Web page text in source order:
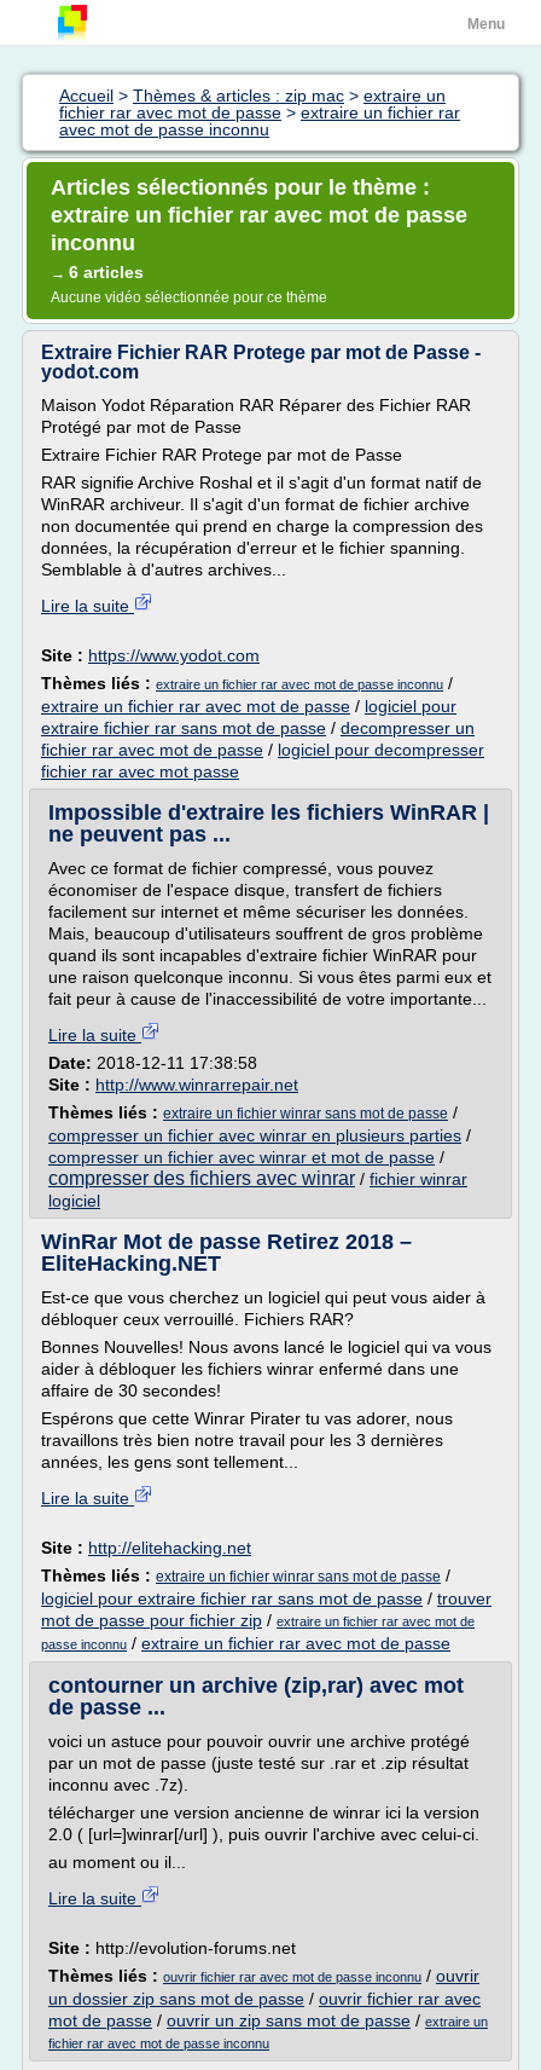
Menu
Accueil > Thèmes & articles : zip mac > extraire un
fichier rar avec mot de passe > extraire un fichier rar
avec mot de passe inconnu
Articles sélectionnés pour le thème :
extraire un fichier rar avec mot de passe
inconnu
→ 6 articles
Aucune vidéo sélectionnée pour ce thème
Extraire Fichier RAR Protege par mot de Passe -
yodot.com
Maison Yodot Réparation RAR Réparer des Fichier RAR
Protégé par mot de Passe
Extraire Fichier RAR Protege par mot de Passe
RAR signifie Archive Roshal et il s'agit d'un format natif de
WinRAR archiveur. Il s'agit d'un format de fichier archive
non documentée qui prend en charge la compression des
données, la récupération d'erreur et le fichier spanning.
Semblable à d'autres archives...
Lire la suite
Site : https://www.yodot.com
Thèmes liés : extraire un fichier rar avec mot de passe inconnu /
extraire un fichier rar avec mot de passe / logiciel pour
extraire fichier rar sans mot de passe / decompresser un
fichier rar avec mot de passe / logiciel pour decompresser
fichier rar avec mot passe
Impossible d'extraire les fichiers WinRAR |
ne peuvent pas ...
Avec ce format de fichier compressé, vous pouvez
économiser de l'espace disque, transfert de fichiers
facilement sur internet et même sécuriser les données.
Mais, beaucoup d'utilisateurs souffrent de gros problème
quand ils sont incapables d'extraire fichier WinRAR pour
une raison quelconque inconnu. Si vous êtes parmi eux et
fait peur à cause de l'inaccessibilité de votre importante...
Lire la suite
Date: 2018-12-11 17:38:58
Site : http://www.winrarrepair.net
Thèmes liés : extraire un fichier winrar sans mot de passe /
compresser un fichier avec winrar en plusieurs parties /
compresser un fichier avec winrar et mot de passe /
compresser des fichiers avec winrar / fichier winrar
logiciel
WinRar Mot de passe Retirez 2018 –
EliteHacking.NET
Est-ce que vous cherchez un logiciel qui peut vous aider à
débloquer ceux verrouillé. Fichiers RAR?
Bonnes Nouvelles! Nous avons lancé le logiciel qui va vous
aider à débloquer les fichiers winrar enfermé dans une
affaire de 30 secondes!
Espérons que cette Winrar Pirater tu vas adorer, nous
travaillons très bien notre travail pour les 3 dernières
années, les gens sont tellement...
Lire la suite
Site : http://elitehacking.net
Thèmes liés : extraire un fichier winrar sans mot de passe /
logiciel pour extraire fichier rar sans mot de passe / trouver
mot de passe pour fichier zip / extraire un fichier rar avec mot de
passe inconnu / extraire un fichier rar avec mot de passe
contourner un archive (zip,rar) avec mot
de passe ...
voici un astuce pour pouvoir ouvrir une archive protégé
par un mot de passe (juste testé sur .rar et .zip résultat
inconnu avec .7z).
télécharger une version ancienne de winrar ici la version
2.0 ( [url=]winrar[/url] ), puis ouvrir l'archive avec celui-ci.
au moment ou il...
Lire la suite
Site : http://evolution-forums.net
Thèmes liés : ouvrir fichier rar avec mot de passe inconnu / ouvrir
un dossier zip sans mot de passe / ouvrir fichier rar avec
mot de passe / ouvrir un zip sans mot de passe / extraire un
fichier rar avec mot de passe inconnu